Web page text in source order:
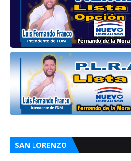
SAN LORENZO